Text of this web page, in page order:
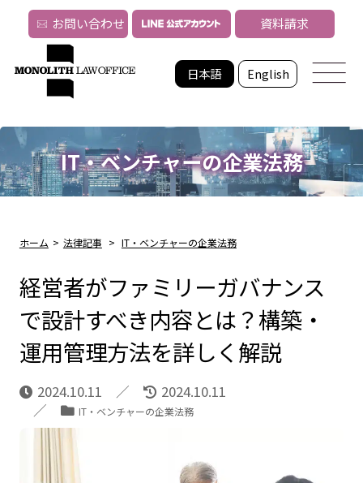
日本語 English
お問い合わせ 資料請求
IT・ベンチャーの企業法務
ホーム > 法律記事 > IT・ベンチャーの企業法務
経営者がファミリーガバナンス
で設計すべき内容とは？構築・
運用管理方法を詳しく解説
2024.10.11 2024.10.11
IT・ベンチャーの企業法務